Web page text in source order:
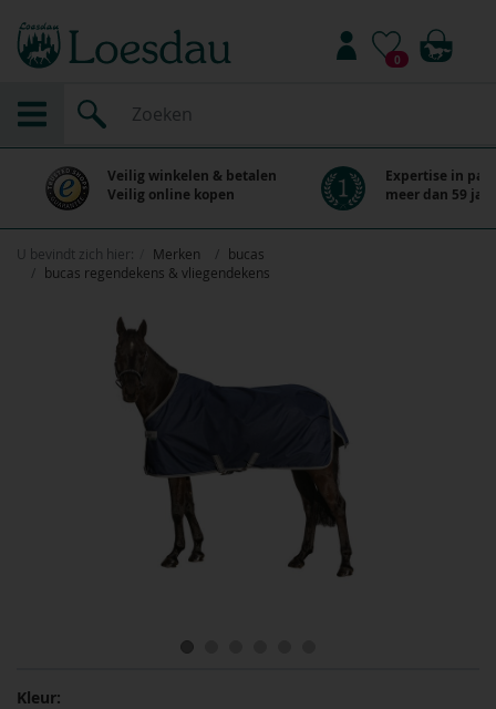
0
Veilig winkelen & betalen
Veilig online kopen
Expertise in
meer dan 59
U bevindt zich hier: Merken
bucas
bucas regendekens & vliegendekens
Kleur: